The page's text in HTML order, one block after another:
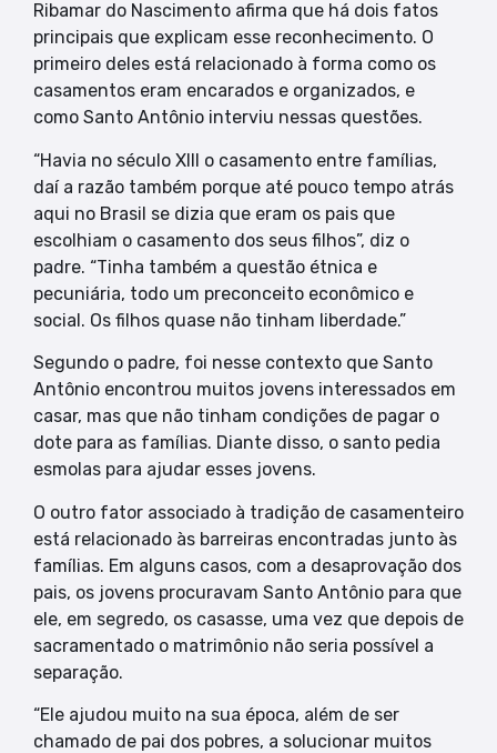
Ribamar do Nascimento afirma que há dois fatos
principais que explicam esse reconhecimento. O
primeiro deles está relacionado à forma como os
casamentos eram encarados e organizados, e
como Santo Antônio interviu nessas questões.
“Havia no século XIII o casamento entre famílias,
daí a razão também porque até pouco tempo atrás
aqui no Brasil se dizia que eram os pais que
escolhiam o casamento dos seus filhos”, diz o
padre. “Tinha também a questão étnica e
pecuniária, todo um preconceito econômico e
social. Os filhos quase não tinham liberdade.”
Segundo o padre, foi nesse contexto que Santo
Antônio encontrou muitos jovens interessados em
casar, mas que não tinham condições de pagar o
dote para as famílias. Diante disso, o santo pedia
esmolas para ajudar esses jovens.
O outro fator associado à tradição de casamenteiro
está relacionado às barreiras encontradas junto às
famílias. Em alguns casos, com a desaprovação dos
pais, os jovens procuravam Santo Antônio para que
ele, em segredo, os casasse, uma vez que depois de
sacramentado o matrimônio não seria possível a
separação.
“Ele ajudou muito na sua época, além de ser
chamado de pai dos pobres, a solucionar muitos